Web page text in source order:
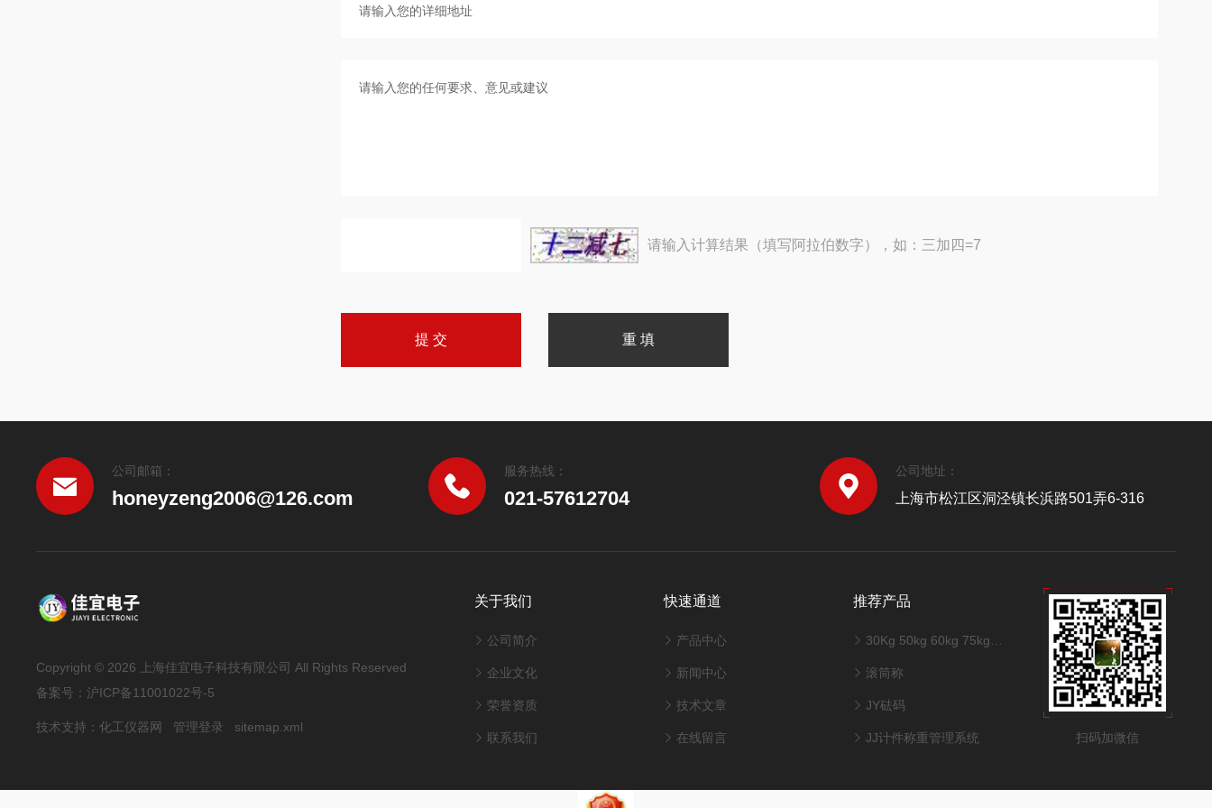
请输入计算结果（填写阿拉伯数字），如：三加四=7
公司邮箱：
honeyzeng2006@126.com
服务热线：
021-57612704
公司地址：
上海市松江区洞泾镇长浜路501弄6-316
Copyright © 2026 上海佳宜电子科技有限公司 All Rights Reserved
备案号：沪ICP备11001022号-5
技术支持：化工仪器网 管理登录 sitemap.xml
关于我们
公司简介
企业文化
荣誉资质
联系我们
快速通道
产品中心
新闻中心
技术文章
在线留言
推荐产品
30Kg 50kg 60kg 75kg 100kg 150kg不锈钢台秤
滚筒称
JY砝码
JJ计件称重管理系统 扫码加微信